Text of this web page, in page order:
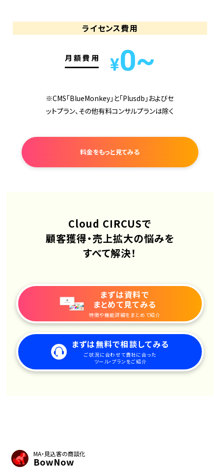
ライセンス費用
月額費用 ¥0~
※CMS「BlueMonkey」と「Plusdb」およびセ
ットプラン、その他有料コンサルプランは除く
料金をもっと見てみる
Cloud CIRCUSで
顧客獲得・売上拡大の悩みを
すべて解決！
まずは資料で
まとめて見てみる
特徴や機能詳細をまとめて紹介
まずは無料で相談してみる
ご状況に合わせて貴社に合った
ツール・プランをご紹介
MA・見込客の商談化
BowNow